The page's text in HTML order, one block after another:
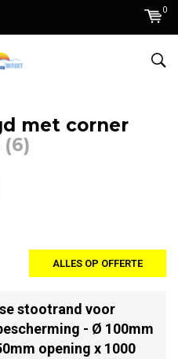
0
met corner
(6)
ALLES OP OFFERTE
stootrand voor
- Ø 100mm
opening x 1000